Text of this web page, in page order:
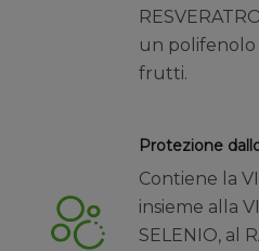
un
frutti.
Protezione
Contiene la
insieme alla
SELENIO, al